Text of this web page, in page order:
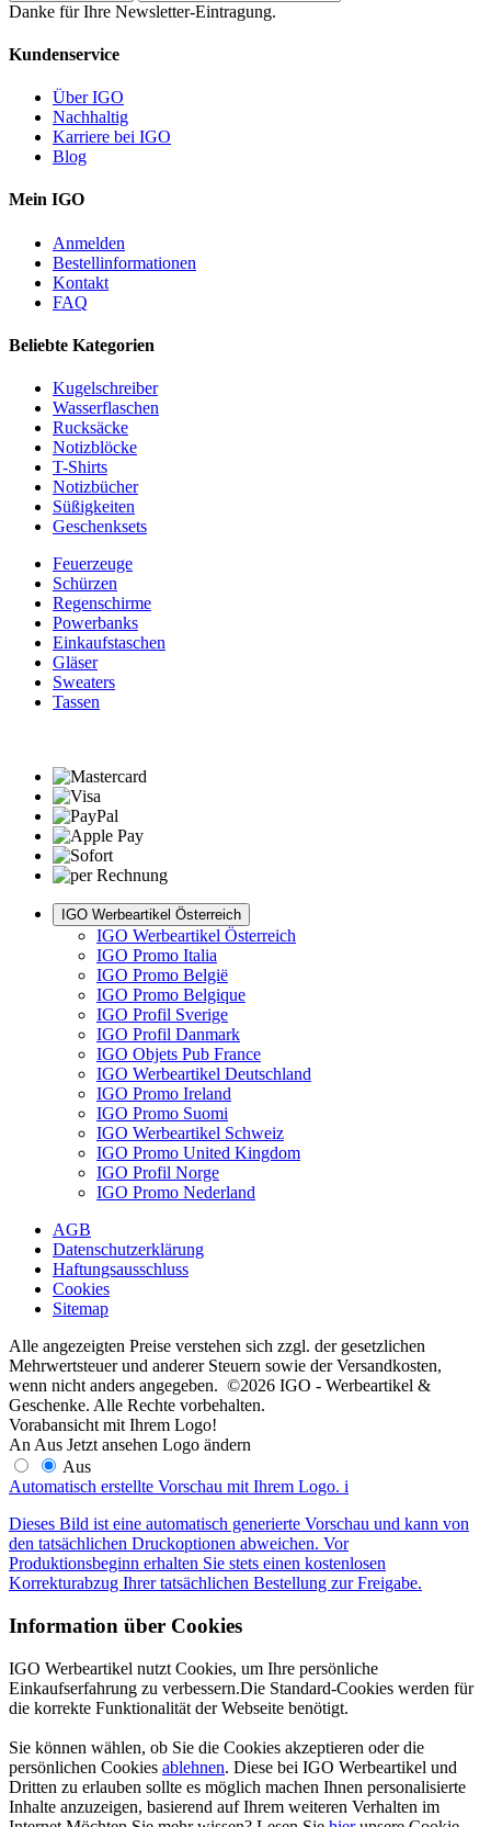
Danke für Ihre Newsletter-Eintragung.
Kundenservice
Über IGO
Nachhaltig
Karriere bei IGO
Blog
Mein IGO
Anmelden
Bestellinformationen
Kontakt
FAQ
Beliebte Kategorien
Kugelschreiber
Wasserflaschen
Rucksäcke
Notizblöcke
T-Shirts
Notizbücher
Süßigkeiten
Geschenksets
Feuerzeuge
Schürzen
Regenschirme
Powerbanks
Einkaufstaschen
Gläser
Sweaters
Tassen
IGO Werbeartikel Österreich
IGO Werbeartikel Österreich
IGO Promo Italia
IGO Promo België
IGO Promo Belgique
IGO Profil Sverige
IGO Profil Danmark
IGO Objets Pub France
IGO Werbeartikel Deutschland
IGO Promo Ireland
IGO Promo Suomi
IGO Werbeartikel Schweiz
IGO Promo United Kingdom
IGO Profil Norge
IGO Promo Nederland
AGB
Datenschutzerklärung
Haftungsausschluss
Cookies
Sitemap
Alle angezeigten Preise verstehen sich zzgl. der gesetzlichen
Mehrwertsteuer und anderer Steuern sowie der Versandkosten,
wenn nicht anders angegeben. ©2026 IGO - Werbeartikel &
Geschenke. Alle Rechte vorbehalten.
Vorabansicht mit Ihrem Logo!
An Aus Jetzt ansehen Logo ändern
Aus
Automatisch erstellte Vorschau mit Ihrem Logo. i
Dieses Bild ist eine automatisch generierte Vorschau und kann von
den tatsächlichen Druckoptionen abweichen. Vor
Produktionsbeginn erhalten Sie stets einen kostenlosen
Korrekturabzug Ihrer tatsächlichen Bestellung zur Freigabe.
Information über Cookies
IGO Werbeartikel nutzt Cookies, um Ihre persönliche
Einkaufserfahrung zu verbessern.Die Standard-Cookies werden für
die korrekte Funktionalität der Webseite benötigt.
Sie können wählen, ob Sie die Cookies akzeptieren oder die
persönlichen Cookies ablehnen. Diese bei IGO Werbeartikel und
Dritten zu erlauben sollte es möglich machen Ihnen personalisierte
Inhalte anzuzeigen, basierend auf Ihrem weiteren Verhalten im